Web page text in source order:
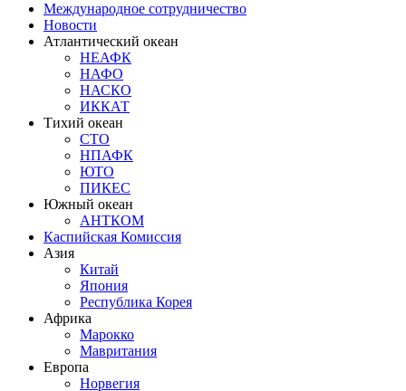
Международное сотрудничество
Новости
Атлантический океан
НЕАФК
НАФО
НАСКО
ИККАТ
Тихий океан
СТО
НПАФК
ЮТО
ПИКЕС
Южный океан
АНТКОМ
Каспийская Комиссия
Азия
Китай
Япония
Республика Корея
Африка
Марокко
Мавритания
Европа
Норвегия